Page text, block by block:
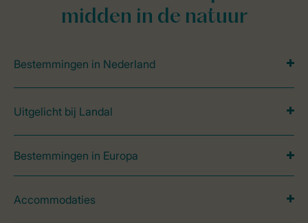
midden in de natuur
Bestemmingen in Nederland
Uitgelicht bij Landal
Bestemmingen in Europa
Accommodaties